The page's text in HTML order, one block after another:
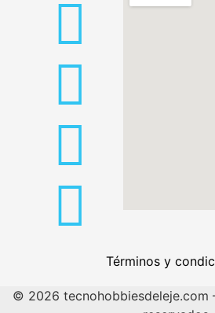
Términos y
© 2026 tecnohobbiesdeleje.com